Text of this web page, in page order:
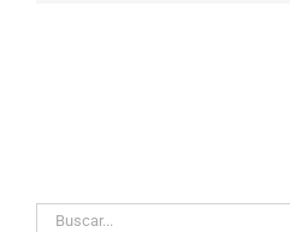
Buscar: